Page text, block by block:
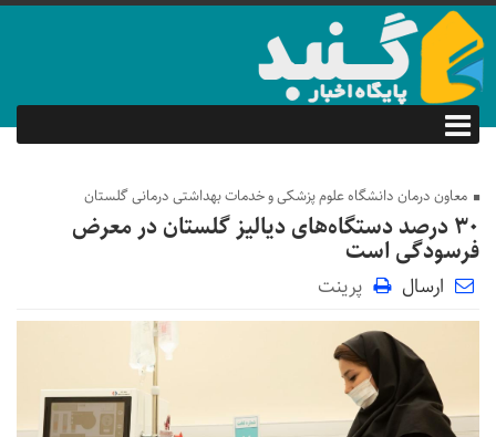
معاون درمان دانشگاه علوم پزشکی و خدمات بهداشتی درمانی گلستان
۳۰ درصد دستگاه‌های دیالیز گلستان در معرض
فرسودگی است
ارسال پرینت